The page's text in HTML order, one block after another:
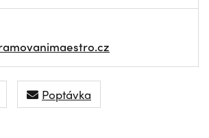
Poptávka